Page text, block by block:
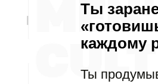
Ты
каждому
Ты